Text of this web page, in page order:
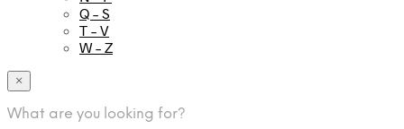
Q – S
T – V
W – Z
×
What are you looking for?